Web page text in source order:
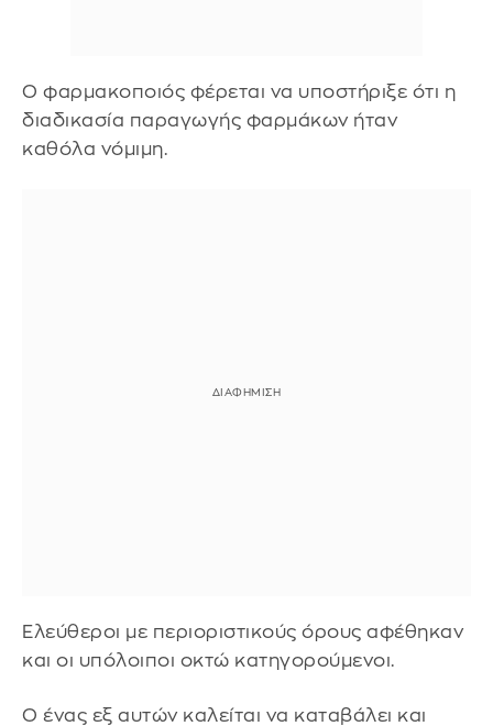
Ο φαρμακοποιός φέρεται να υποστήριξε ότι η
διαδικασία παραγωγής φαρμάκων ήταν
καθόλα νόμιμη.
Ελεύθεροι με περιοριστικούς όρους αφέθηκαν
και οι υπόλοιποι οκτώ κατηγορούμενοι.
Ο ένας εξ αυτών καλείται να καταβάλει και